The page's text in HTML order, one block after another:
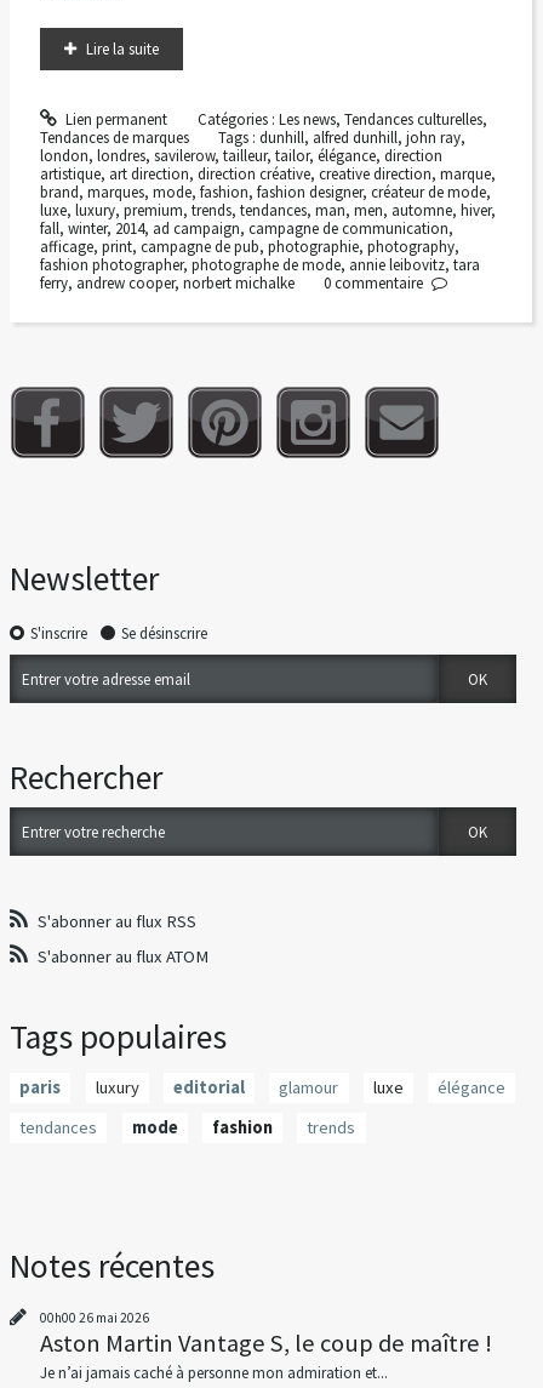
Lire la suite
Lien permanent Catégories : Les news, Tendances culturelles,
Tendances de marques
Tags :dunhill, alfred dunhill,john ray,
london, londres, savilerow, tailleur, tailor, élégance, direction
artistique, art direction, direction créative, creative direction, marque,
brand, marques, mode, fashion, fashion designer, créateur de mode,
luxe, luxury, premium, trends, tendances, man, men, automne, hiver,
fall, winter, 2014, ad campaign, campagne de communication,
afficage, print, campagne de pub, photographie, photography,
fashion photographer, photographe de mode, annie leibovitz, tara
ferry, andrew cooper, norbert michalke 0commentaire
Newsletter
S'inscrire Se désinscrire
Rechercher
S'abonner au flux RSS
S'abonner au flux ATOM
Tags populaires
paris luxury editorial glamour luxe
élégance
tendances
mode fashion trends
Notes récentes
00h00 26 mai 2026
Aston Martin Vantage S, le coup de maître !
Je n’ai jamais caché à personne mon admiration et...